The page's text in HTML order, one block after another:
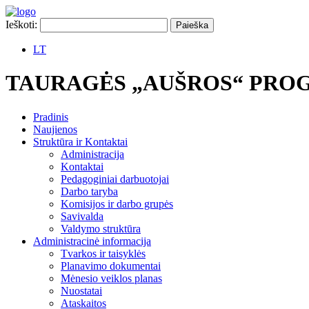
Ieškoti:
LT
TAURAGĖS „AUŠROS“
Pradinis
Naujienos
Struktūra ir Kontaktai
Administracija
Kontaktai
Pedagoginiai darbuotojai
Darbo taryba
Komisijos ir darbo grupės
Savivalda
Valdymo struktūra
Administracinė informacija
Tvarkos ir taisyklės
Planavimo dokumentai
Mėnesio veiklos planas
Nuostatai
Ataskaitos